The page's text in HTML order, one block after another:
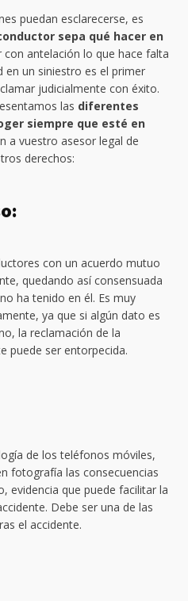
puedan esclarecerse, es
sepa qué hacer en
con antelación lo que hace falta
en un siniestro es el primer
judicialmente con éxito.
las diferentes
siempre que esté en
a vuestro asesor legal de
derechos:
con un acuerdo mutuo
quedando así consensuada
ha tenido en él. Es muy
ya que si algún dato es
la reclamación de la
puede ser entorpecida.
de los teléfonos móviles,
fotografía las consecuencias
evidencia que puede facilitar la
Debe ser una de las
el accidente.